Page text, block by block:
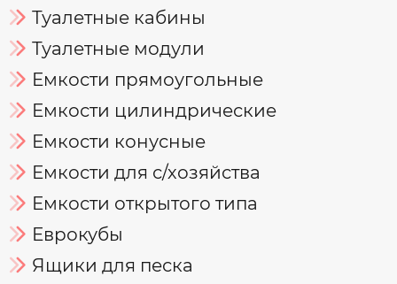
Туалетные кабины
Туалетные модули
Емкости прямоугольные
Емкости цилиндрические
Емкости конусные
Емкости для с/хозяйства
Емкости открытого типа
Еврокубы
Ящики для песка